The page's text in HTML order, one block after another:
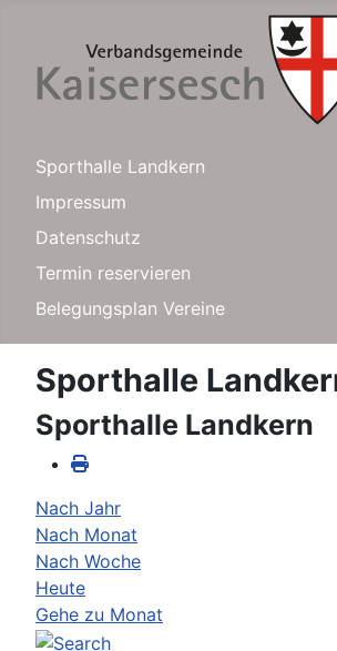
Sporthalle Landkern
Impressum
Datenschutz
Termin reservieren
Belegungsplan Vereine
Sporthalle
Sporthalle Landkern
Nach Jahr
Nach Monat
Nach Woche
Heute
Gehe zu Monat